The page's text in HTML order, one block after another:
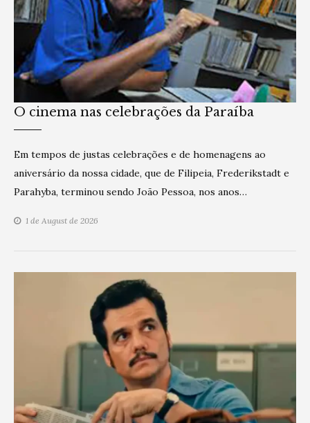
O cinema nas celebrações da Paraíba
Em tempos de justas celebrações e de homenagens ao
aniversário da nossa cidade, que de Filipeia, Frederikstadt e
Parahyba, terminou sendo João Pessoa, nos anos…
1 de August de 2026